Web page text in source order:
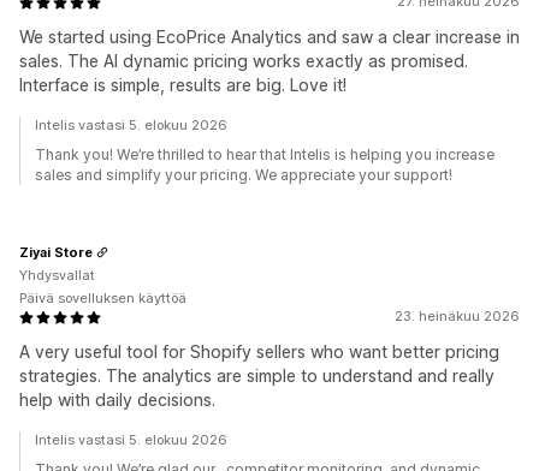
We started using EcoPrice Analytics and saw a clear increase in
sales. The AI dynamic pricing works exactly as promised.
Interface is simple, results are big. Love it!
Intelis vastasi 5. elokuu 2026
Thank you! We’re thrilled to hear that Intelis is helping you increase
sales and simplify your pricing. We appreciate your support!
23. heinäkuu 2026
A very useful tool for Shopify sellers who want better pricing
strategies. The analytics are simple to understand and really
help with daily decisions.
Ziyai Store
Yhdysvallat
Päivä sovelluksen käyttöä
Intelis vastasi 5. elokuu 2026